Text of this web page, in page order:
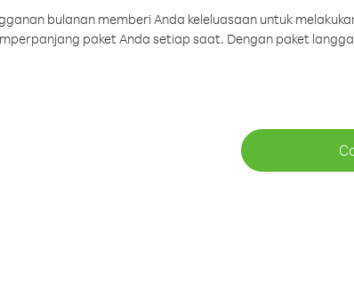
bulanan memberi Anda keleluasaan untuk
paket Anda setiap saat. Dengan paket